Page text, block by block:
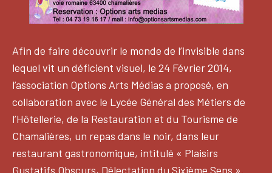
Afin de faire découvrir le monde de l’invisible dans
lequel vit un déficient visuel, le 24 Février 2014,
l’association Options Arts Médias a proposé, en
collaboration avec le Lycée Général des Métiers de
l’Hôtellerie, de la Restauration et du Tourisme de
Chamalières, un repas dans le noir, dans leur
restaurant gastronomique, intitulé « Plaisirs
Gustatifs Obscurs, Délectation du Sixième Sens ».